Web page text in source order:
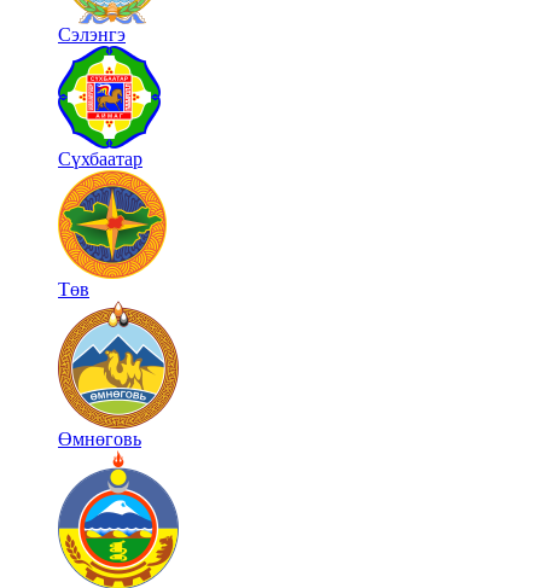
Сэлэнгэ
Сүхбаатар
Төв
Өмнөговь